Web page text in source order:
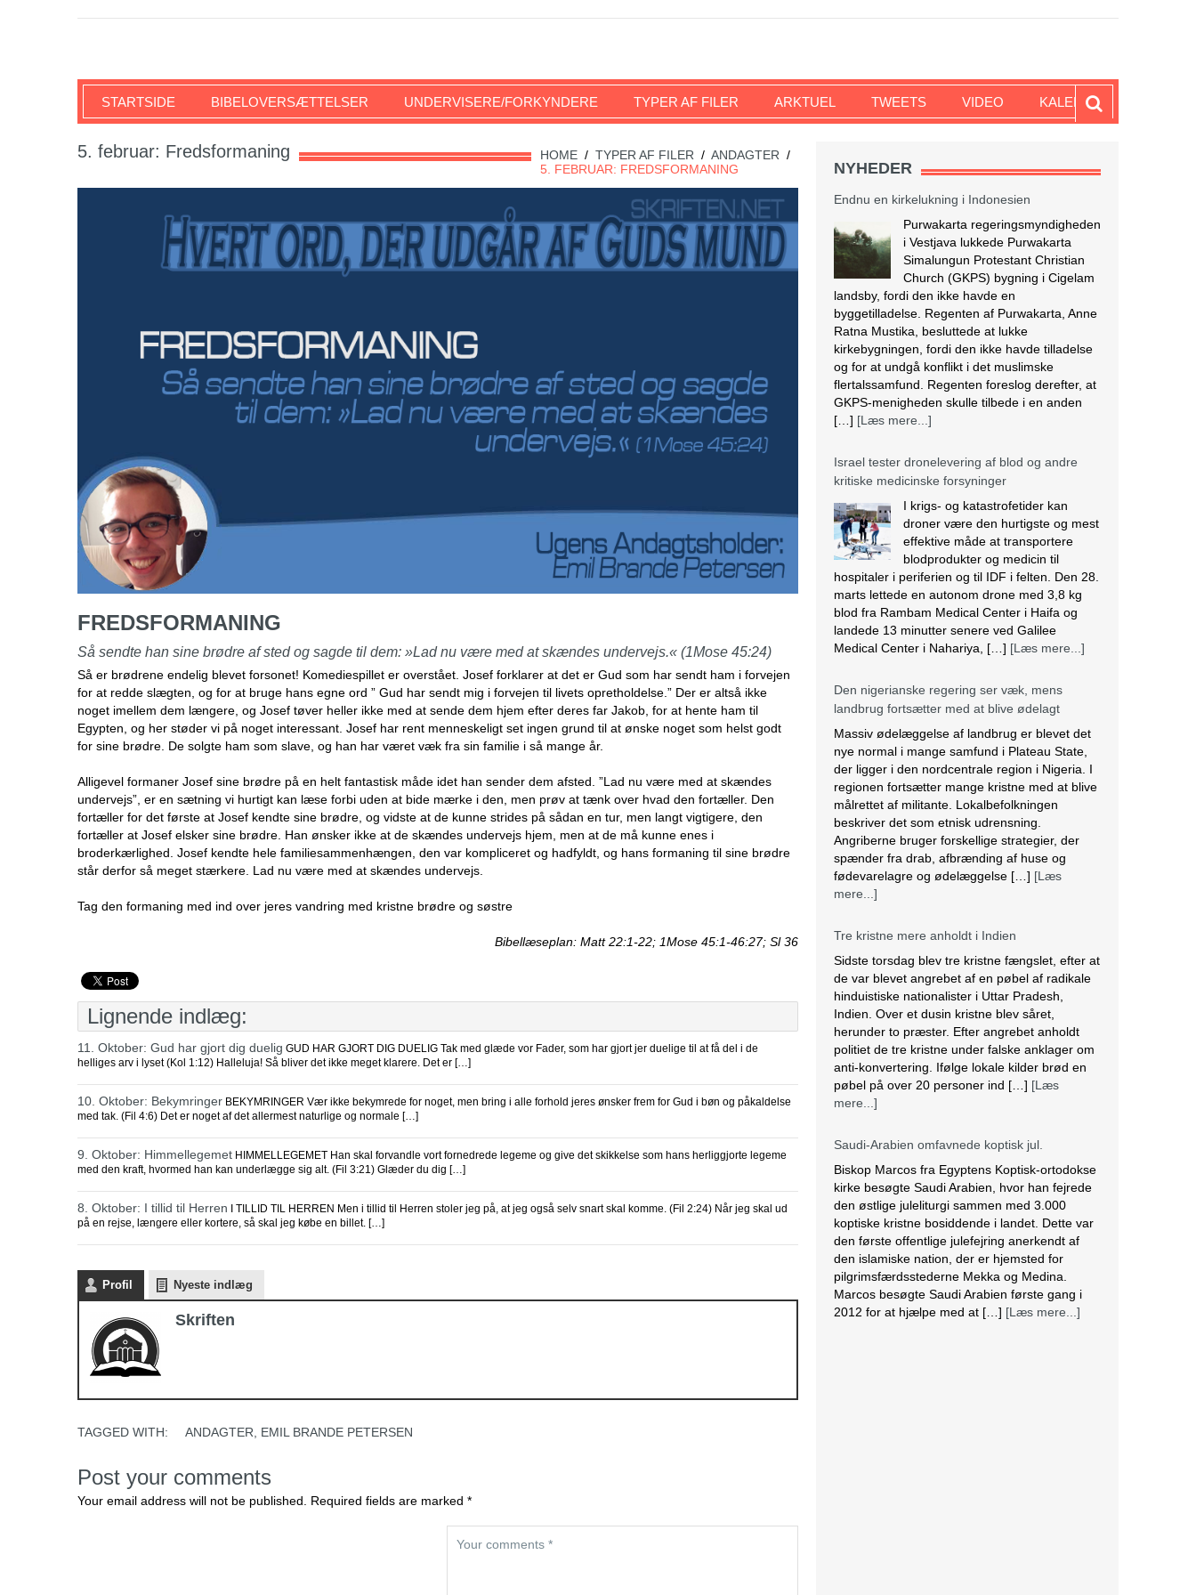
SKRIFTEN
STARTSIDE BIBELOVERSÆTTELSER UNDERVISERE/FORKYNDERE TYPER AF FILER ARKTUEL TWEETS VIDEO KALENDER
HOME / TYPER AF FILER / ANDAGTER /
5. FEBRUAR: FREDSFORMANING
5. februar: Fredsformaning
FREDSFORMANING
Så sendte han sine brødre af sted og sagde til dem: »Lad nu være med at skændes undervejs.« (1Mose 45:24)
Så er brødrene endelig blevet forsonet! Komediespillet er overstået. Josef forklarer at det er Gud som har sendt ham i forvejen
for at redde slægten, og for at bruge hans egne ord ” Gud har sendt mig i forvejen til livets opretholdelse.” Der er altså ikke
noget imellem dem længere, og Josef tøver heller ikke med at sende dem hjem efter deres far Jakob, for at hente ham til
Egypten, og her støder vi på noget interessant. Josef har rent menneskeligt set ingen grund til at ønske noget som helst godt
for sine brødre. De solgte ham som slave, og han har været væk fra sin familie i så mange år.
Alligevel formaner Josef sine brødre på en helt fantastisk måde idet han sender dem afsted. ”Lad nu være med at skændes
undervejs”, er en sætning vi hurtigt kan læse forbi uden at bide mærke i den, men prøv at tænk over hvad den fortæller. Den
fortæller for det første at Josef kendte sine brødre, og vidste at de kunne strides på sådan en tur, men langt vigtigere, den
fortæller at Josef elsker sine brødre. Han ønsker ikke at de skændes undervejs hjem, men at de må kunne enes i
broderkærlighed. Josef kendte hele familiesammenhængen, den var kompliceret og hadfyldt, og hans formaning til sine brødre
står derfor så meget stærkere. Lad nu være med at skændes undervejs.
Tag den formaning med ind over jeres vandring med kristne brødre og søstre
Bibellæseplan: Matt 22:1-22; 1Mose 45:1-46:27; Sl 36
Lignende indlæg:
11. Oktober: Gud har gjort dig duelig GUD HAR GJORT DIG DUELIG Tak med glæde vor Fader, som har gjort jer duelige til at få del i de
helliges arv i lyset (Kol 1:12) Halleluja! Så bliver det ikke meget klarere. Det er […]
10. Oktober: Bekymringer BEKYMRINGER Vær ikke bekymrede for noget, men bring i alle forhold jeres ønsker frem for Gud i bøn og påkaldelse
med tak. (Fil 4:6) Det er noget af det allermest naturlige og normale […]
9. Oktober: Himmellegemet HIMMELLEGEMET Han skal forvandle vort fornedrede legeme og give det skikkelse som hans herliggjorte legeme
med den kraft, hvormed han kan underlægge sig alt. (Fil 3:21) Glæder du dig […]
8. Oktober: I tillid til Herren I TILLID TIL HERREN Men i tillid til Herren stoler jeg på, at jeg også selv snart skal komme. (Fil 2:24) Når jeg skal ud
på en rejse, længere eller kortere, så skal jeg købe en billet. […]
Profil Nyeste indlæg
Skriften
TAGGED WITH: ANDAGTER EMIL BRANDE PETERSEN
Post your comments
Your email address will not be published. Required fields are marked *
NYHEDER
Endnu en kirkelukning i Indonesien
Purwakarta regeringsmyndigheden
i Vestjava lukkede Purwakarta
Simalungun Protestant Christian
Church (GKPS) bygning i Cigelam
landsby, fordi den ikke havde en
byggetilladelse. Regenten af Purwakarta, Anne
Ratna Mustika, besluttede at lukke
kirkebygningen, fordi den ikke havde tilladelse
og for at undgå konflikt i det muslimske
flertalssamfund. Regenten foreslog derefter, at
GKPS-menigheden skulle tilbede i en anden
[…] [Læs mere...]
Israel tester dronelevering af blod og andre
kritiske medicinske forsyninger
I krigs- og katastrofetider kan
droner være den hurtigste og mest
effektive måde at transportere
blodprodukter og medicin til
hospitaler i periferien og til IDF i felten. Den 28.
marts lettede en autonom drone med 3,8 kg
blod fra Rambam Medical Center i Haifa og
landede 13 minutter senere ved Galilee
Medical Center i Nahariya, […] [Læs mere...]
Den nigerianske regering ser væk, mens
landbrug fortsætter med at blive ødelagt
Massiv ødelæggelse af landbrug er blevet det
nye normal i mange samfund i Plateau State,
der ligger i den nordcentrale region i Nigeria. I
regionen fortsætter mange kristne med at blive
målrettet af militante. Lokalbefolkningen
beskriver det som etnisk udrensning.
Angriberne bruger forskellige strategier, der
spænder fra drab, afbrænding af huse og
fødevarelagre og ødelæggelse […] [Læs
mere...]
Tre kristne mere anholdt i Indien
Sidste torsdag blev tre kristne fængslet, efter at
de var blevet angrebet af en pøbel af radikale
hinduistiske nationalister i Uttar Pradesh,
Indien. Over et dusin kristne blev såret,
herunder to præster. Efter angrebet anholdt
politiet de tre kristne under falske anklager om
anti-konvertering. Ifølge lokale kilder brød en
pøbel på over 20 personer ind […] [Læs
mere...]
Saudi-Arabien omfavnede koptisk jul.
Biskop Marcos fra Egyptens Koptisk-ortodokse
kirke besøgte Saudi Arabien, hvor han fejrede
den østlige juleliturgi sammen med 3.000
koptiske kristne bosiddende i landet. Dette var
den første offentlige julefejring anerkendt af
den islamiske nation, der er hjemsted for
pilgrimsfærdsstederne Mekka og Medina.
Marcos besøgte Saudi Arabien første gang i
2012 for at hjælpe med at […] [Læs mere...]